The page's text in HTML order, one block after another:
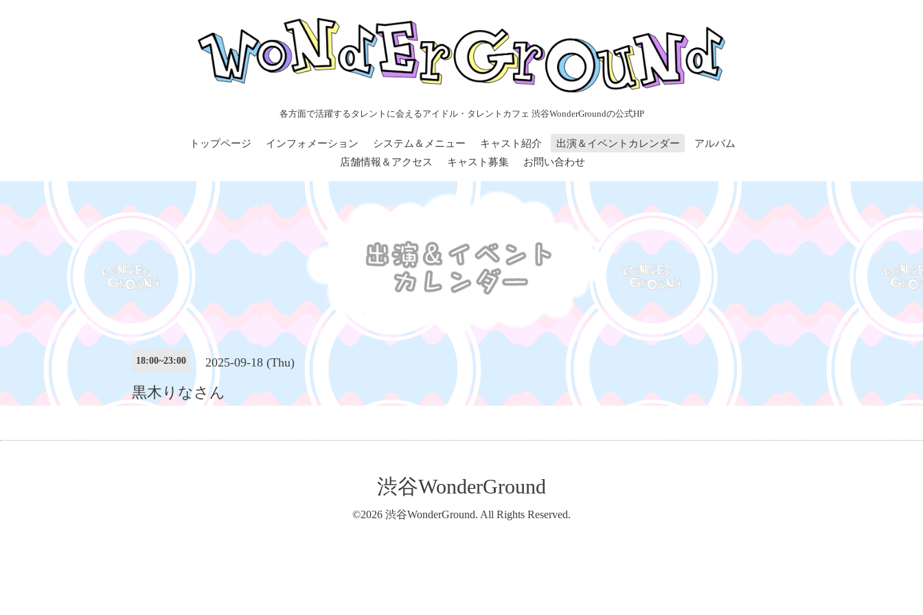
各方面で活躍するタレントに会えるアイドル・タレントカフェ 渋谷WonderGroundの公式HP
トップページ インフォメーション システム＆メニュー キャスト紹介 出演＆イベントカレンダー
アルバム
店舗情報＆アクセス
キャスト募集 お問い合わせ
18:00~23:00 2025-09-18 (Thu)
黒木りなさん
渋谷WonderGround
©2026 渋谷WonderGround. All Rights Reserved.